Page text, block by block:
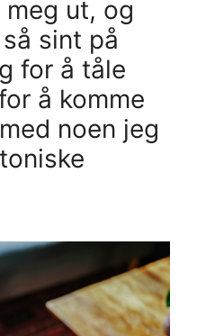
ut, og
sint på
for å tåle
å komme
noen jeg